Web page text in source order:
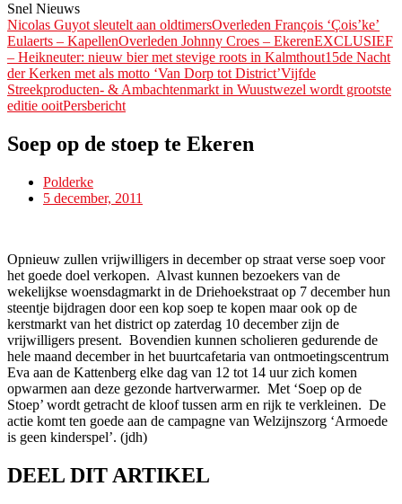
Snel Nieuws
Nicolas Guyot sleutelt aan oldtimersOverleden François ‘Çois’ke’
Eulaerts – KapellenOverleden Johnny Croes – EkerenEXCLUSIEF
– Heikneuter: nieuw bier met stevige roots in Kalmthout15de Nacht
der Kerken met als motto ‘Van Dorp tot District’Vijfde
Streekproducten- & Ambachtenmarkt in Wuustwezel wordt grootste
editie ooitPersbericht
Soep op de stoep te Ekeren
Polderke
5 december, 2011
Opnieuw zullen vrijwilligers in december op straat verse soep voor
het goede doel verkopen. Alvast kunnen bezoekers van de
wekelijkse woensdagmarkt in de Driehoekstraat op 7 december hun
steentje bijdragen door een kop soep te kopen maar ook op de
kerstmarkt van het district op zaterdag 10 december zijn de
vrijwilligers present. Bovendien kunnen scholieren gedurende de
hele maand december in het buurtcafetaria van ontmoetingscentrum
Eva aan de Kattenberg elke dag van 12 tot 14 uur zich komen
opwarmen aan deze gezonde hartverwarmer. Met ‘Soep op de
Stoep’ wordt getracht de kloof tussen arm en rijk te verkleinen. De
actie komt ten goede aan de campagne van Welzijnszorg ‘Armoede
is geen kinderspel’. (jdh)
DEEL DIT ARTIKEL